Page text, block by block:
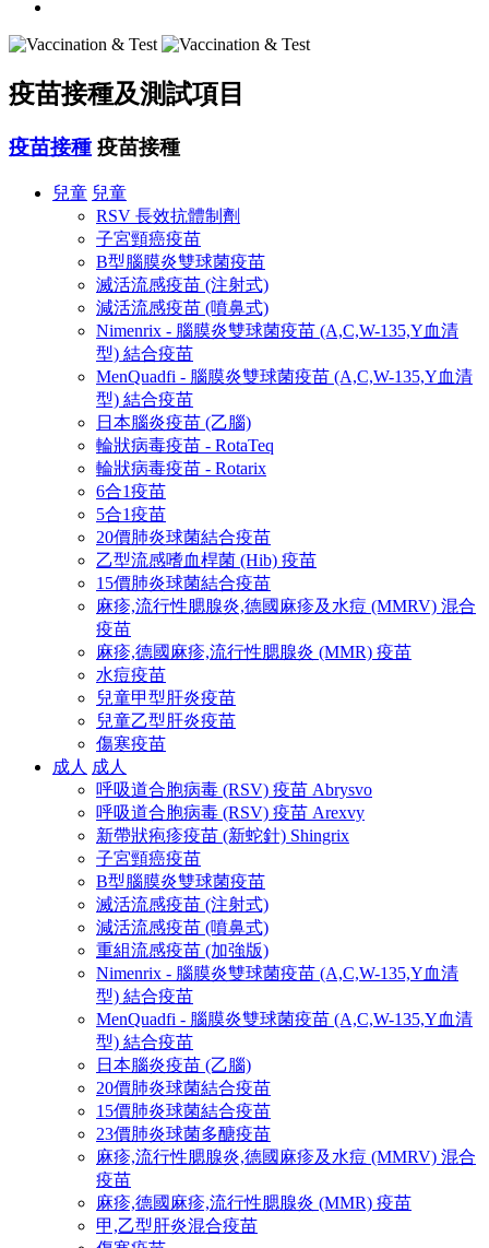
疫苗接種及測試項目
疫苗接種 疫苗接種
兒童 兒童
RSV 長效抗體制劑
子宮頸癌疫苗
B型腦膜炎雙球菌疫苗
滅活流感疫苗 (注射式)
減活流感疫苗 (噴鼻式)
Nimenrix - 腦膜炎雙球菌疫苗 (A,C,W-135,Y血清
型) 結合疫苗
MenQuadfi - 腦膜炎雙球菌疫苗 (A,C,W-135,Y血清
型) 結合疫苗
日本腦炎疫苗 (乙腦)
輪狀病毒疫苗 - RotaTeq
輪狀病毒疫苗 - Rotarix
6合1疫苗
5合1疫苗
20價肺炎球菌結合疫苗
乙型流感嗜血桿菌 (Hib) 疫苗
15價肺炎球菌結合疫苗
麻疹,流行性腮腺炎,德國麻疹及水痘 (MMRV) 混合
疫苗
麻疹,德國麻疹,流行性腮腺炎 (MMR) 疫苗
水痘疫苗
兒童甲型肝炎疫苗
兒童乙型肝炎疫苗
傷寒疫苗
成人 成人
呼吸道合胞病毒 (RSV) 疫苗 Abrysvo
呼吸道合胞病毒 (RSV) 疫苗 Arexvy
新帶狀疱疹疫苗 (新蛇針) Shingrix
子宮頸癌疫苗
B型腦膜炎雙球菌疫苗
滅活流感疫苗 (注射式)
減活流感疫苗 (噴鼻式)
重組流感疫苗 (加強版)
Nimenrix - 腦膜炎雙球菌疫苗 (A,C,W-135,Y血清
型) 結合疫苗
MenQuadfi - 腦膜炎雙球菌疫苗 (A,C,W-135,Y血清
型) 結合疫苗
日本腦炎疫苗 (乙腦)
20價肺炎球菌結合疫苗
15價肺炎球菌結合疫苗
23價肺炎球菌多醣疫苗
麻疹,流行性腮腺炎,德國麻疹及水痘 (MMRV) 混合
疫苗
麻疹,德國麻疹,流行性腮腺炎 (MMR) 疫苗
甲,乙型肝炎混合疫苗